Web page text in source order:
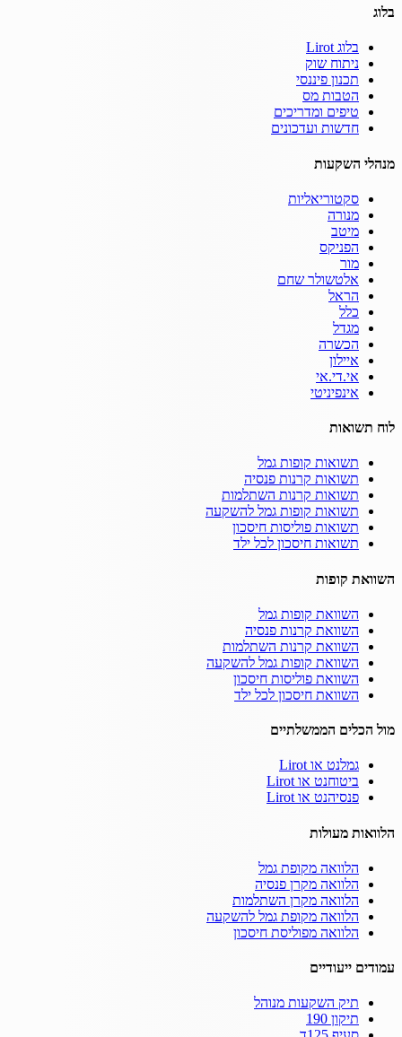
בלוג
בלוג Lirot
ניתוח שוק
תכנון פיננסי
הטבות מס
טיפים ומדריכים
חדשות ועדכונים
מנהלי השקעות
סקטוריאליות
מנורה
מיטב
הפניקס
מור
אלטשולר שחם
הראל
כלל
מגדל
הכשרה
איילון
אי.די.אי
אינפיניטי
לוח תשואות
תשואות קופות גמל
תשואות קרנות פנסיה
תשואות קרנות השתלמות
תשואות קופות גמל להשקעה
תשואות פוליסות חיסכון
תשואות חיסכון לכל ילד
השוואת קופות
השוואת קופות גמל
השוואת קרנות פנסיה
השוואת קרנות השתלמות
השוואת קופות גמל להשקעה
השוואת פוליסות חיסכון
השוואת חיסכון לכל ילד
מול הכלים הממשלתיים
גמלנט או Lirot
ביטוחנט או Lirot
פנסיהנט או Lirot
הלוואות מעולות
הלוואה מקופת גמל
הלוואה מקרן פנסיה
הלוואה מקרן השתלמות
הלוואה מקופת גמל להשקעה
הלוואה מפוליסת חיסכון
עמודים ייעודיים
תיק השקעות מנוהל
תיקון 190